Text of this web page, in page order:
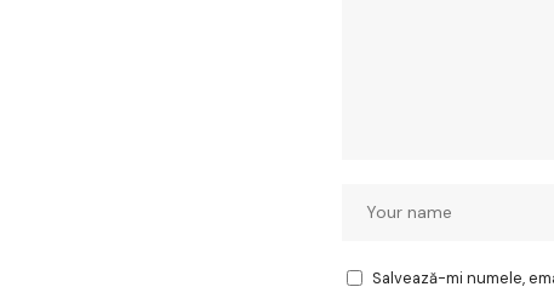
Salvează-mi numele,